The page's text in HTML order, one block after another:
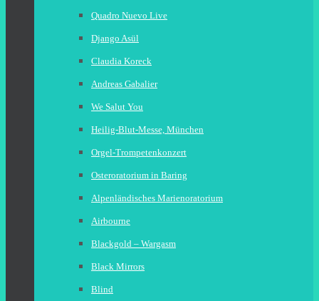
Quadro Nuevo Live
Django Asül
Claudia Koreck
Andreas Gabalier
We Salut You
Heilig-Blut-Messe, München
Orgel-Trompetenkonzert
Osteroratorium in Baring
Alpenländisches Marienoratorium
Airbourne
Blackgold – Wargasm
Black Mirrors
Blind